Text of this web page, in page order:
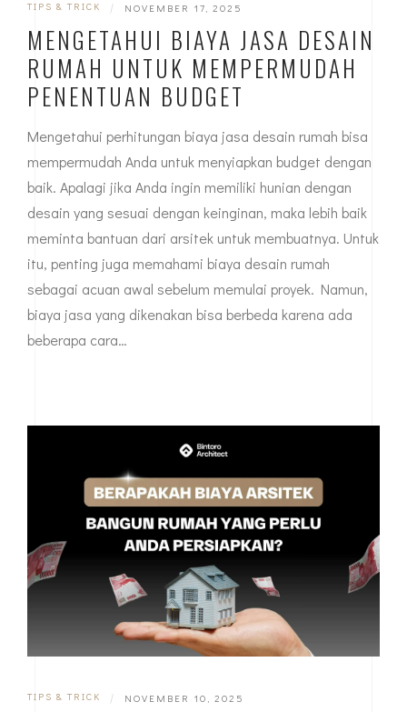
TIPS & TRICK | NOVEMBER 17, 2025
MENGETAHUI BIAYA JASA DESAIN
RUMAH UNTUK MEMPERMUDAH
PENENTUAN BUDGET
Mengetahui perhitungan biaya jasa desain rumah bisa
mempermudah Anda untuk menyiapkan budget dengan
baik. Apalagi jika Anda ingin memiliki hunian dengan
desain yang sesuai dengan keinginan, maka lebih baik
meminta bantuan dari arsitek untuk membuatnya. Untuk
itu, penting juga memahami biaya desain rumah
sebagai acuan awal sebelum memulai proyek. Namun,
biaya jasa yang dikenakan bisa berbeda karena ada
beberapa cara…
TIPS & TRICK | NOVEMBER 10, 2025